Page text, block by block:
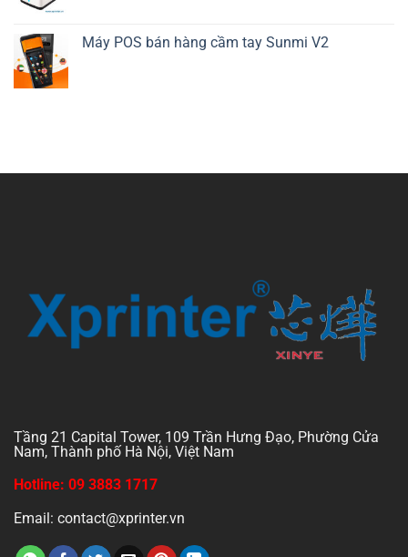
Máy POS bán hàng cầm tay Sunmi V2
Tầng 21 Capital Tower, 109 Trần Hưng Đạo, Phường Cửa
Nam, Thành phố Hà Nội, Việt Nam
Hotline: 09 3883 1717
Email: contact@xprinter.vn